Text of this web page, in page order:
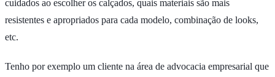
cuidados ao escolher os calçados, quais materiais são mais
resistentes e apropriados para cada modelo, combinação de looks,
etc.
Tenho por exemplo um cliente na área de advocacia empresarial que